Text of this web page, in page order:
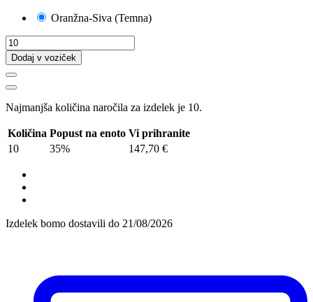
Oranžna-Siva (Temna)
Dodaj v voziček
Najmanjša količina naročila za izdelek je 10.
Količina Popust na enoto Vi prihranite
10
35% 147,70 €
Izdelek bomo dostavili do 21/08/2026